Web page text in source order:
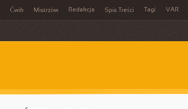
Ćwik Mistrzów Redakcja Spis Treści Tagi VAR